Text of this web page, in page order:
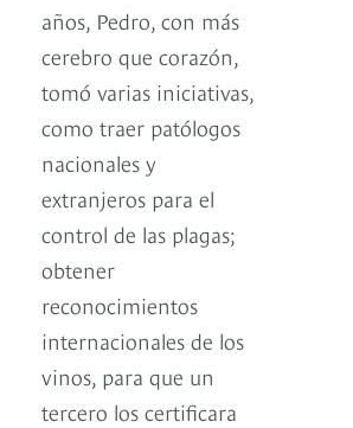
años, Pedro, con más
cerebro que corazón,
tomó varias iniciativas,
como traer patólogos
nacionales y
extranjeros para el
control de las plagas;
obtener
reconocimientos
internacionales de los
vinos, para que un
tercero los certificara